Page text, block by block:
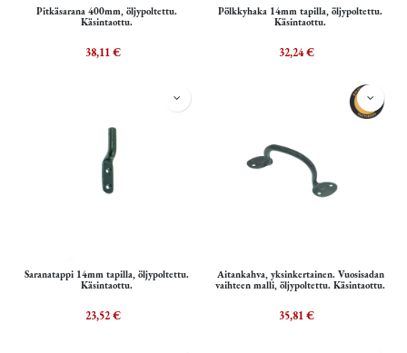
Pitkäsarana 400mm, öljypoltettu.
Käsintaottu.
38,11€
Pölkkyhaka 14mm tapilla, öljypoltettu.
Käsintaottu.
32,24€
Saranatappi 14mm tapilla, öljypoltettu.
Käsintaottu.
23,52€
Aitankahva, yksinkertainen. Vuosisadan
vaihteen malli, öljypoltettu. Käsintaottu.
35,81€